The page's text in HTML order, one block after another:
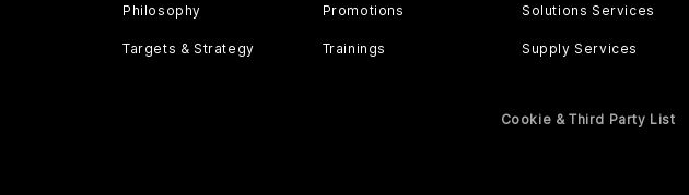
Philosophy
Targets & Strategy
Promotions
Trainings
Solutions Services
Supply Services
Cookie & Third Party List